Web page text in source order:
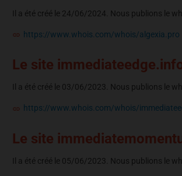
Il a été créé le 24/06/2024. Nous publions le
https://www.whois.com/whois/algexia.pro
Le site
Il a été créé le 03/06/2023. Nous publions le
https://www.whois.com/whois/
Le site
Il a été créé le 05/06/2023. Nous publions le